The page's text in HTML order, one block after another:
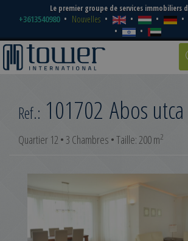
Le premier groupe de services immobiliers
+3613540980 Nouvelles
Abos utca
Ref.: 101702
Quartier 12 • 3 Chambres • Taille: 200 m2